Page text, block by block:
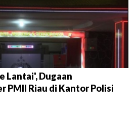
Lantai', Dugaan
PMII Riau di Kantor Polisi